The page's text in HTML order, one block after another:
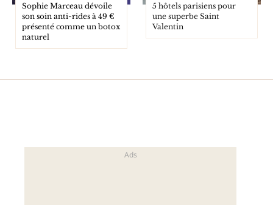
Sophie Marceau dévoile
son soin anti-rides à 49 €
présenté comme un botox
naturel
5 hôtels parisiens pour
une superbe Saint
Valentin